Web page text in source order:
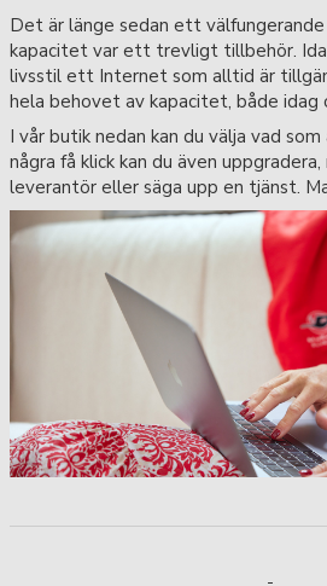
Det är länge sedan ett
kapacitet var ett trevligt tillbehör.
livsstil ett Internet som alltid är
hela behovet av kapacitet, både idag
I vår butik nedan kan du välja vad
några få klick kan du även
leverantör eller säga upp en tjänst.